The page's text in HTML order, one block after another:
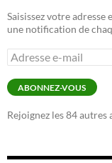
Saisissez votre
une notification de
Adresse
e-
mail
ABONNEZ-VOUS
Rejoignez les 84 autres